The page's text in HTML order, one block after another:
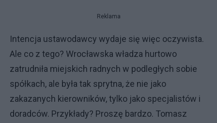
Reklama
Intencja ustawodawcy wydaje się więc oczywista.
Ale co z tego? Wrocławska władza hurtowo
zatrudniła miejskich radnych w podległych sobie
spółkach, ale była tak sprytna, że nie jako
zakazanych kierowników, tylko jako specjalistów i
doradców. Przykłady? Proszę bardzo. Tomasz